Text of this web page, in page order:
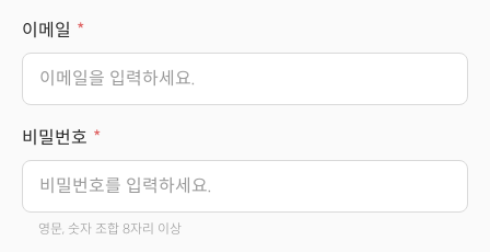
이메일
비밀번호
영문, 숫자 조합 8자리 이상